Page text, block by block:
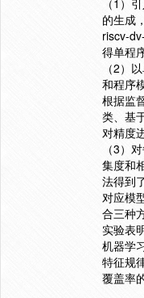
（1）
的生成
riscv-
得单程
（2）
和程序
根据监
类、基
对精度
（3）
集度和
法得到
对应模
合三种
实验表
机器学
特征规
覆盖率